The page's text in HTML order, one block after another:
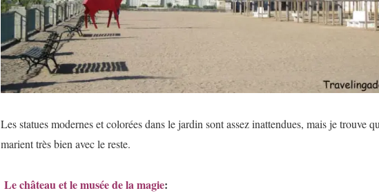
Les statues modernes et colorées dans le jardin sont assez inattendues, mais je trouve
marient très bien avec le reste.
Le château et le musée de la magie: